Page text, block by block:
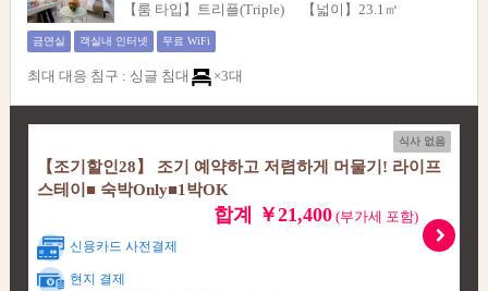
【룸 타입】트리플(Triple) 【넓이】23.1㎡
금연실 객실내 인터넷 무료 WiFi
최대 대응 침구 : 싱글 침대 ×3대
식사 없음
【조기할인28】 조기 예약하고 저렴하게 머물기! 라이프
스테이■ 숙박Only■1박OK
합계 ￥21,400(부가세 포함)
신용카드 사전결제
현지 결제